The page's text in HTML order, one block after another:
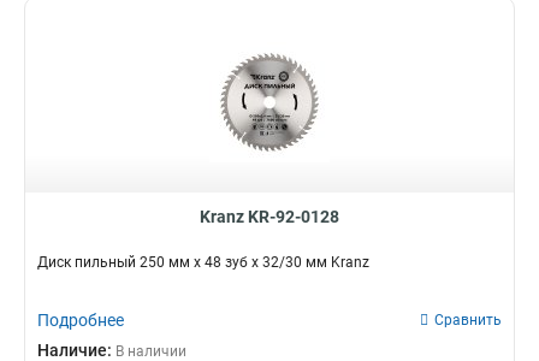
Kranz KR-92-0128
Диск пильный 250 мм х 48 зуб х 32/30 мм Kranz
Подробнее Сравнить
Наличие: В наличии